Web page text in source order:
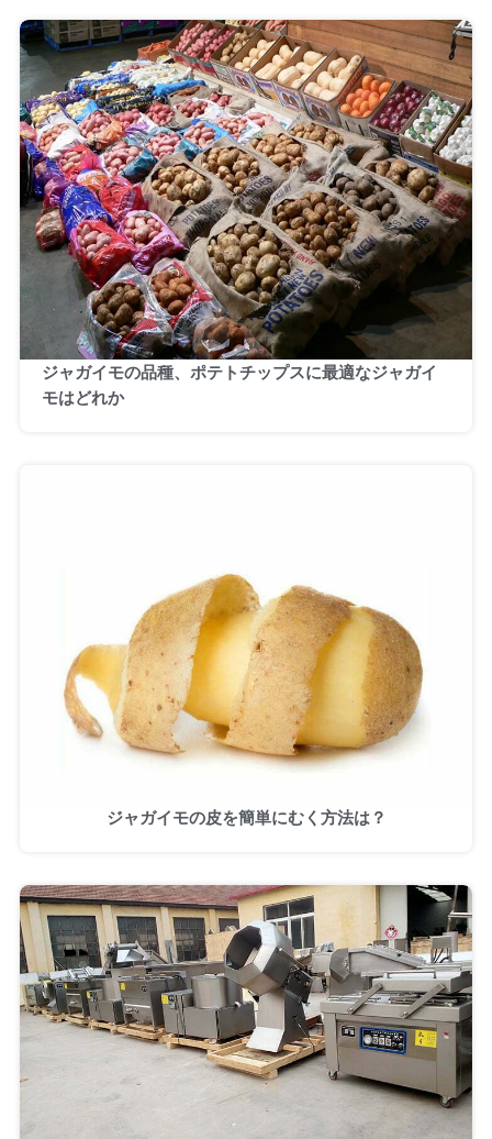
ジャガイモの品種、ポテトチップスに最適なジャガイ
モはどれか
ジャガイモの皮を簡単にむく方法は？